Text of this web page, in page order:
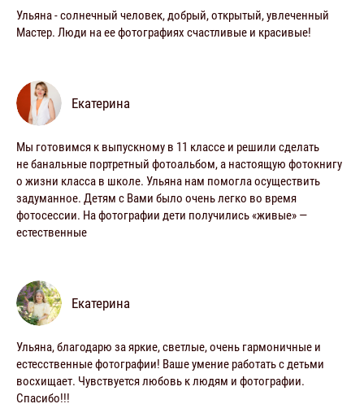
Ульяна - солнечный человек, добрый, открытый, увлеченный
Мастер. Люди на ее фотографиях счастливые и красивые!
Екатерина
Мы готовимся к выпускному в 11 классе и решили сделать
не банальные портретный фотоальбом, а настоящую фотокнигу
о жизни класса в школе. Ульяна нам помогла осуществить
задуманное. Детям с Вами было очень легко во время
фотосессии. На фотографии дети получились «живые» —
естественные
Екатерина
Ульяна, благодарю за яркие, светлые, очень гармоничные и
естесственные фотографии! Ваше умение работать с детьми
восхищает. Чувствуется любовь к людям и фотографии.
Спасибо!!!